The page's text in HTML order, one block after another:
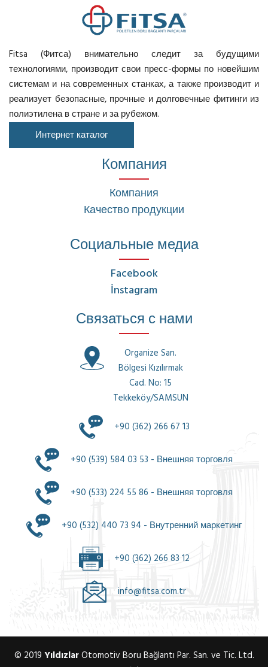
Fitsa (Фитса) внимательно следит за будущими
технологиями, производит свои пресс-формы по новейшим
системам и на современных станках, а также производит и
реализует безопасные, прочные и долговечные фитинги из
полиэтилена в стране и за рубежом.
Интернет каталог
Компания
Компания
Качество продукции
Социальные медиа
Facebook
İnstagram
Связаться с нами
Organize San.
Bölgesi Kızılırmak
Cad. No: 15
Tekkeköy/SAMSUN
+90 (362) 266 67 13
+90 (539) 584 03 53 - Внешняя торговля
+90 (533) 224 55 86 - Внешняя торговля
+90 (532) 440 73 94 - Внутренний маркетинг
+90 (362) 266 83 12
info@fitsa.com.tr
© 2019 YıldızlarOtomotiv Boru Bağlantı Par. San. ve Tic. Ltd.